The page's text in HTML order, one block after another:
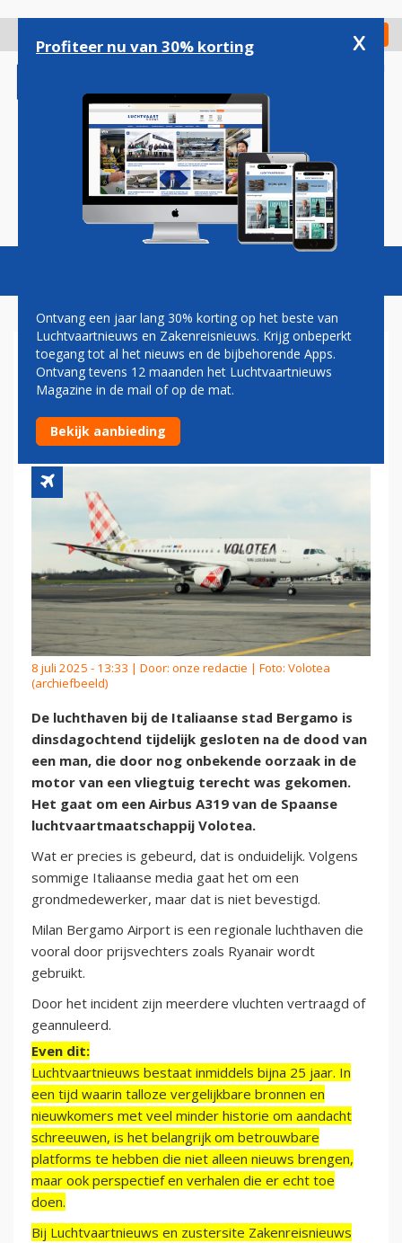
gaan
Check in
Magazine Podcasts Vacatures
MAN IN VLIEGTUIGMOTOR
GEZOGEN OP LUCHTHAVEN
BERGAMO
8 juli 2025 - 13:33 | Door: onze redactie | Foto: Volotea
(archiefbeeld)
De luchthaven bij de Italiaanse stad Bergamo is
dinsdagochtend tijdelijk gesloten na de dood van
een man, die door nog onbekende oorzaak in de
motor van een vliegtuig terecht was gekomen.
Het gaat om een Airbus A319 van de Spaanse
luchtvaartmaatschappij Volotea.
Wat er precies is gebeurd, dat is onduidelijk. Volgens
sommige Italiaanse media gaat het om een
grondmedewerker, maar dat is niet bevestigd.
Milan Bergamo Airport is een regionale luchthaven die
vooral door prijsvechters zoals Ryanair wordt
gebruikt.
Door het incident zijn meerdere vluchten vertraagd of
geannuleerd.
Even dit:
Luchtvaartnieuws bestaat inmiddels bijna 25 jaar. In
een tijd waarin talloze vergelijkbare bronnen en
nieuwkomers met veel minder historie om aandacht
schreeuwen, is het belangrijk om betrouwbare
platforms te hebben die niet alleen nieuws brengen,
maar ook perspectief en verhalen die er echt toe
doen.
Bij Luchtvaartnieuws en zustersite Zakenreisnieuws
Profiteer nu van 30% korting x
Ontvang een jaar lang 30% korting op het beste van
Luchtvaartnieuws en Zakenreisnieuws. Krijg onbeperkt
toegang tot al het nieuws en de bijbehorende Apps.
Ontvang tevens 12 maanden het Luchtvaartnieuws
Magazine in de mail of op de mat.
Bekijk aanbieding